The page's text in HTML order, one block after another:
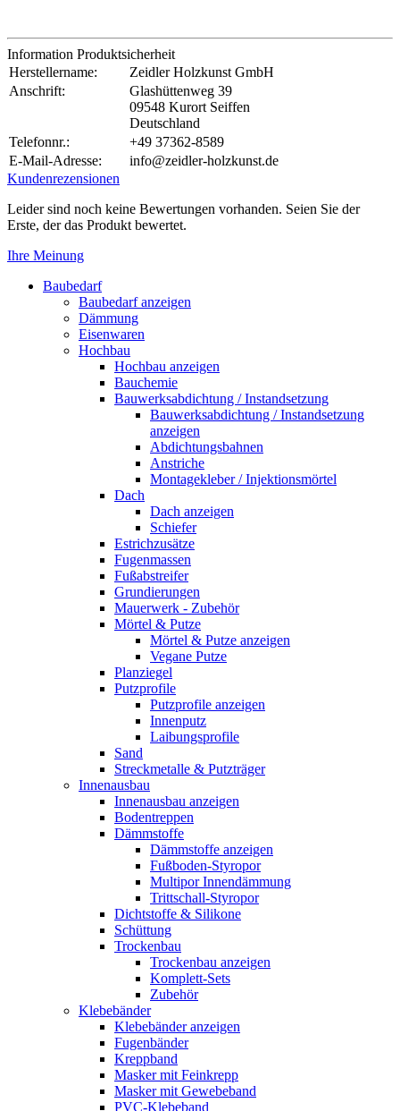
Information Produktsicherheit
Herstellername:
Zeidler Holzkunst GmbH
Anschrift:
Glashüttenweg 39
09548 Kurort Seiffen
Deutschland
Telefonnr.:
+49 37362-8589
E-Mail-Adresse:
info@zeidler-holzkunst.de
Kundenrezensionen
Leider sind noch keine Bewertungen vorhanden. Seien Sie der
Erste, der das Produkt bewertet.
Ihre Meinung
Baubedarf
Baubedarf anzeigen
Dämmung
Eisenwaren
Hochbau
Hochbau anzeigen
Bauchemie
Bauwerksabdichtung / Instandsetzung
Bauwerksabdichtung / Instandsetzung
anzeigen
Abdichtungsbahnen
Anstriche
Montagekleber / Injektionsmörtel
Dach
Dach anzeigen
Schiefer
Estrichzusätze
Fugenmassen
Fußabstreifer
Grundierungen
Mauerwerk - Zubehör
Mörtel & Putze
Mörtel & Putze anzeigen
Vegane Putze
Planziegel
Putzprofile
Putzprofile anzeigen
Innenputz
Laibungsprofile
Sand
Streckmetalle & Putzträger
Innenausbau
Innenausbau anzeigen
Bodentreppen
Dämmstoffe
Dämmstoffe anzeigen
Fußboden-Styropor
Multipor Innendämmung
Trittschall-Styropor
Dichtstoffe & Silikone
Schüttung
Trockenbau
Trockenbau anzeigen
Komplett-Sets
Zubehör
Klebebänder
Klebebänder anzeigen
Fugenbänder
Kreppband
Masker mit Feinkrepp
Masker mit Gewebeband
PVC-Klebeband